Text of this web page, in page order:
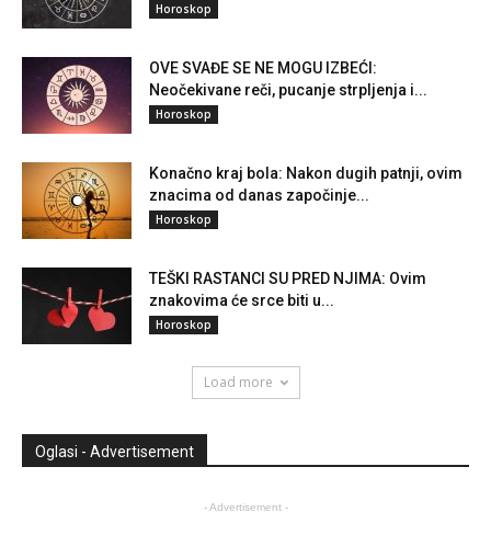
Horoskop
OVE SVAĐE SE NE MOGU IZBEĆI:
Neočekivane reči, pucanje strpljenja i...
Horoskop
Konačno kraj bola: Nakon dugih patnji, ovim
znacima od danas započinje...
Horoskop
TEŠKI RASTANCI SU PRED NJIMA: Ovim
znakovima će srce biti u...
Horoskop
Load more
Oglasi - Advertisement
- Advertisement -